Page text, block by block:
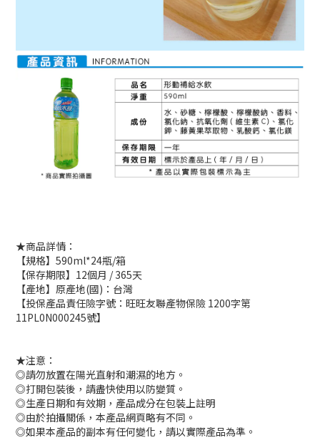
★商品詳情：
【規格】590ml*24瓶/箱
【保存期限】12個月 / 365天
【產地】原產地(國)：台灣
【投保產品責任險字號：旺旺友聯產物保險 1200字第
11PL0N000245號】
★注意：
◎請勿放置在陽光直射和潮濕的地方。
◎打開包裝後，請盡快使用以防變質。
◎生產日期和有效期，產品成分在包裝上註明
◎由於拍攝關係，本產品網頁略有不同。
◎如果本產品的副本有任何變化，請以實際產品為準。